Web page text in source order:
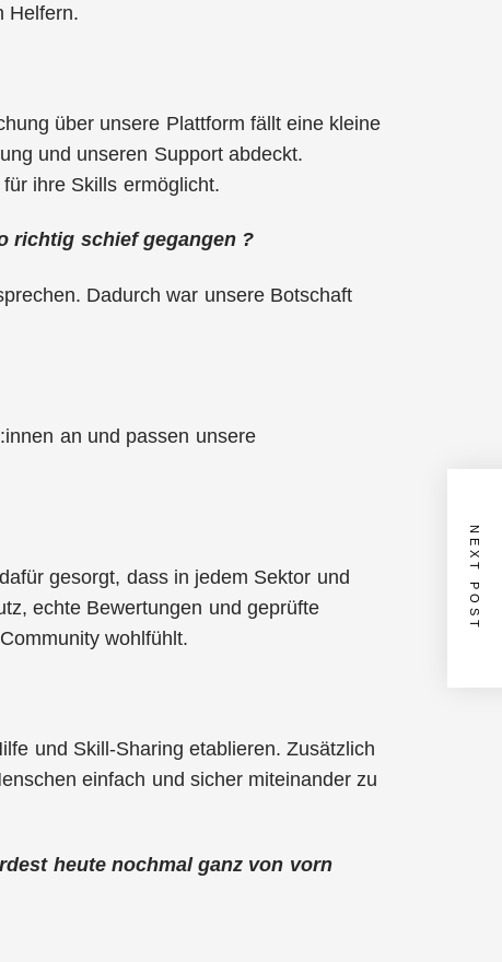
Helfern.
über unsere Plattform fällt eine kleine
und unseren Support abdeckt.
ihre Skills ermöglicht.
richtig schief gegangen ?
Dadurch war unsere Botschaft
an und passen unsere
gesorgt, dass in jedem Sektor und
echte Bewertungen und geprüfte
wohlfühlt.
und Skill-Sharing etablieren. Zusätzlich
einfach und sicher miteinander zu
heute nochmal ganz von vorn
NEXT POST